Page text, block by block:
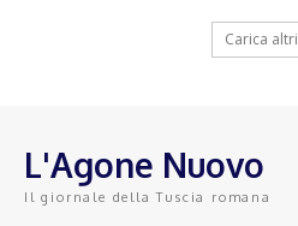
Carica altri
L'Agone Nuovo
Il giornale della Tuscia romana